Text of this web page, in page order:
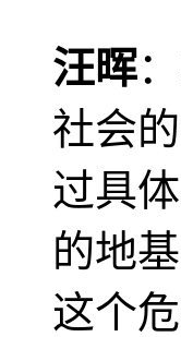
汪晖
社会
过具
的地
这个